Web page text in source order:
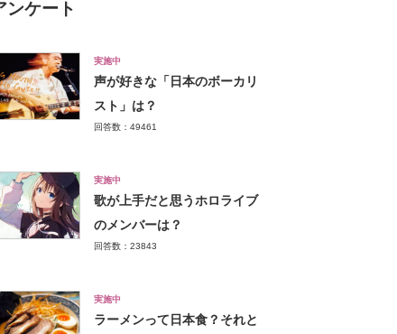
ンケート
実施中
声が好きな「日本のボーカリ
スト」は？
回答数：49461
実施中
歌が上手だと思うホロライブ
のメンバーは？
回答数：23843
実施中
ラーメンって日本食？それと